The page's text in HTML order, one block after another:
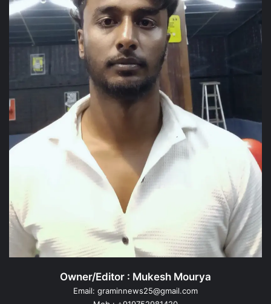
Owner/Editor : Mukesh Mourya
Email: graminnews25@gmail.com